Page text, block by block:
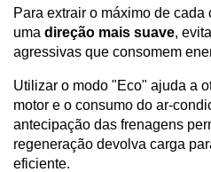
Para extrair o máximo de
uma direção mais suave,
agressivas que consomem
Utilizar o modo "Eco" ajuda a
motor e o consumo do ar-
antecipação das frenagens
regeneração devolva carga
eficiente.